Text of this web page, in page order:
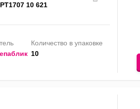
10 621
Количество в упаковке
10